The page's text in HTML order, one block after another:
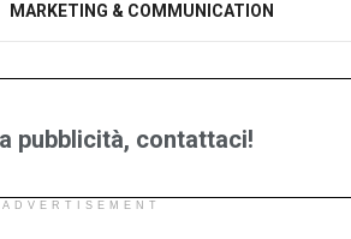
MARKETING & COMMUNICATION
pubblicità, contattaci!
ADVERTISEMENT